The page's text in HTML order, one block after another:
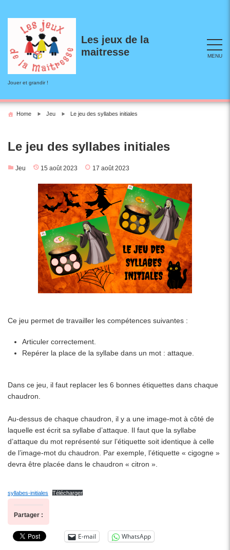
content
Les jeux de la
maitresse
Jouer et grandir !
MENU
Home Jeu Le jeu des syllabes initiales
Le jeu des syllabes initiales
Jeu 15 août 2023 17 août 2023
Ce jeu permet de travailler les compétences suivantes :
Articuler correctement.
Repérer la place de la syllabe dans un mot : attaque.
Dans ce jeu, il faut replacer les 6 bonnes étiquettes dans chaque
chaudron.
Au-dessus de chaque chaudron, il y a une image-mot à côté de
laquelle est écrit sa syllabe d’attaque. Il faut que la syllabe
d’attaque du mot représenté sur l’étiquette soit identique à celle
de l’image-mot du chaudron. Par exemple, l’étiquette « cigogne »
devra être placée dans le chaudron « citron ».
syllabes-initiales Télécharger
Partager :
E-mail WhatsApp